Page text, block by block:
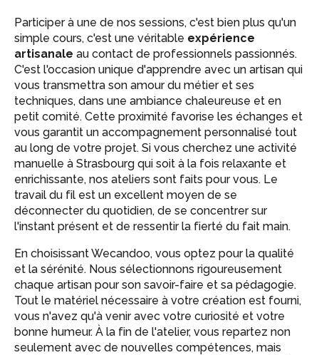
Participer à une de nos sessions, c'est bien plus qu'un
simple cours, c'est une véritable expérience
artisanale au contact de professionnels passionnés.
C'est l'occasion unique d'apprendre avec un artisan qui
vous transmettra son amour du métier et ses
techniques, dans une ambiance chaleureuse et en
petit comité. Cette proximité favorise les échanges et
vous garantit un accompagnement personnalisé tout
au long de votre projet. Si vous cherchez une activité
manuelle à Strasbourg qui soit à la fois relaxante et
enrichissante, nos ateliers sont faits pour vous. Le
travail du fil est un excellent moyen de se
déconnecter du quotidien, de se concentrer sur
l'instant présent et de ressentir la fierté du fait main.
En choisissant Wecandoo, vous optez pour la qualité
et la sérénité. Nous sélectionnons rigoureusement
chaque artisan pour son savoir-faire et sa pédagogie.
Tout le matériel nécessaire à votre création est fourni,
vous n'avez qu'à venir avec votre curiosité et votre
bonne humeur. À la fin de l'atelier, vous repartez non
seulement avec de nouvelles compétences, mais